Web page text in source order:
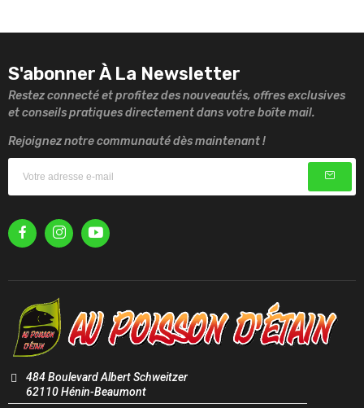
S'abonner À La Newsletter
Restez connecté et profitez des nouveautés, offres exclusives
et conseils pratiques directement dans votre boîte mail.
Rejoignez notre communauté dès maintenant !
484 Boulevard Albert Schweitzer
62110 Hénin-Beaumont